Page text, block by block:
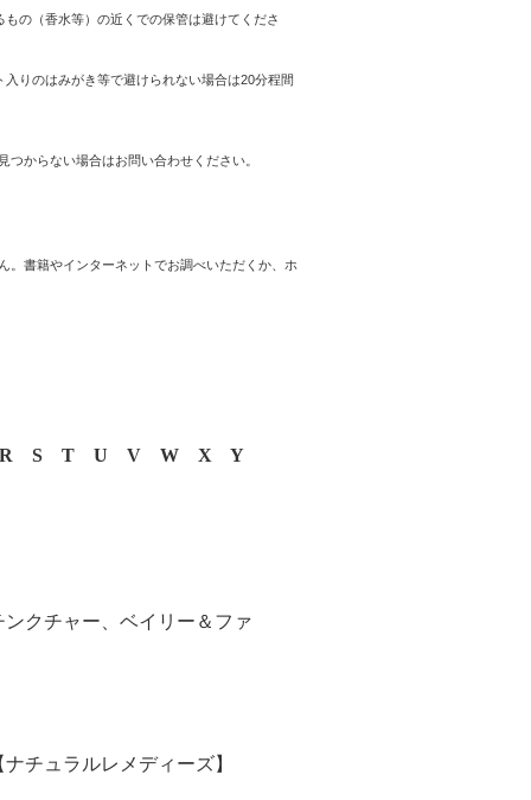
の（香水等）の近くでの保管は避けてくださ
りのはみがき等で避けられない場合は20分程間
からない場合はお問い合わせください。
書籍やインターネットでお調べいただくか、ホ
R S T U V W X Y
クチャー、ベイリー＆ファ
チュラルレメディーズ】